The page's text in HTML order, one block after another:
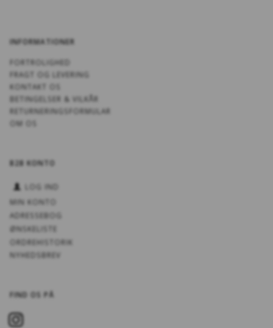
INFORMATIONER
FORTROLIGHED
FRAGT OG LEVERING
KONTAKT OS
BETINGELSER & VILKÅR
RETURNERINGSFORMULAR
OM OS
B2B KONTO
LOG IND
MIN KONTO
ADRESSEBOG
ØNSKELISTE
ORDREHISTORIK
NYHEDSBREV
FIND OS PÅ